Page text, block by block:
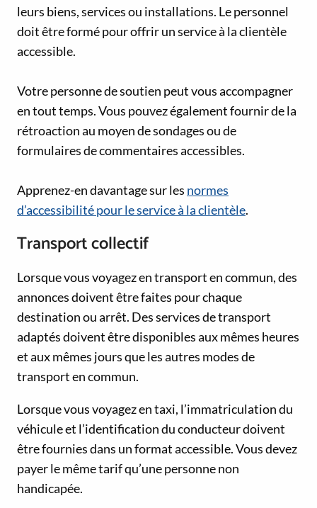
leurs biens, services ou installations. Le personnel
doit être formé pour offrir un service à la clientèle
accessible.
Votre personne de soutien peut vous accompagner
en tout temps. Vous pouvez également fournir de la
rétroaction au moyen de sondages ou de
formulaires de commentaires accessibles.
Apprenez-en davantage sur les normes
d’accessibilité pour le service à la clientèle.
Transport collectif
Lorsque vous voyagez en transport en commun, des
annonces doivent être faites pour chaque
destination ou arrêt. Des services de transport
adaptés doivent être disponibles aux mêmes heures
et aux mêmes jours que les autres modes de
transport en commun.
Lorsque vous voyagez en taxi, l’immatriculation du
véhicule et l’identification du conducteur doivent
être fournies dans un format accessible. Vous devez
payer le même tarif qu’une personne non
handicapée.